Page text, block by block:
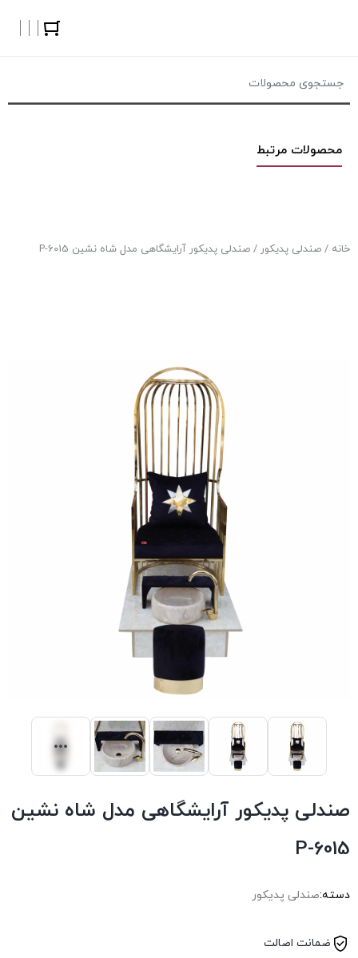
محصولات مرتبط
خانه / صندلی پدیکور / صندلی پدیکور آرایشگاهی مدل شاه نشین P-6015
صندلی پدیکور آرایشگاهی مدل شاه نشین
P-6015
دسته:صندلی پدیکور
ضمانت اصالت